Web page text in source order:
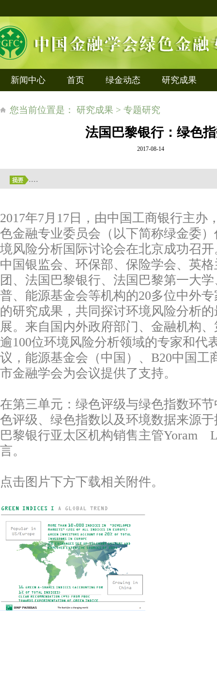
新闻中心 首页 绿金动态 研究成果
您当前位置是： 研究成果 > 专题研究
法国巴黎银行：绿色
2017-08-14
....
2017年7月17日，由中国工商银行主办
色金融专业委员会（以下简称绿金委
境风险分析国际讨论会在北京成功召
中国银监会、环保部、保险学会、英
团、法国巴黎银行、法国巴黎第一大
普、能源基金会等机构的20多位中外
的研究成果，共同探讨环境风险分析
展。来自国内外政府部门、金融机构
逾100位环境风险分析领域的专家和代
议，能源基金会（中国）、B20中国工
市金融学会为会议提供了支持。
在第三单元：绿色评级与绿色指数环
色评级、绿色指数以及环境数据来源
巴黎银行亚太区机构销售主管Yoram
言。
点击图片下方下载相关附件。